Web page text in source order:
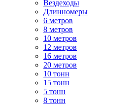
Вездеходы
Длинномеры
6 метров
8 метров
10 метров
12 метров
16 метров
20 метров
10 тонн
15 тонн
5 тонн
8 тонн